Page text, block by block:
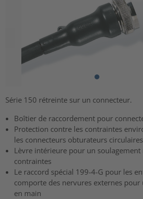
Série 150 rétreinte sur un connecteur.
Boîtier de raccordement pour
Protection contre les contraintes
les connecteurs obturateurs circulaires
Lèvre intérieure pour un soulagement
contraintes
Le raccord spécial 199-4-G pour les
comporte des nervures externes
en main